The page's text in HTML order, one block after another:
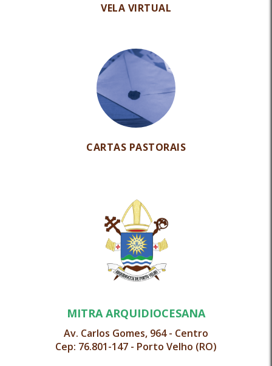
VELA VIRTUAL
CARTAS PASTORAIS
MITRA ARQUIDIOCESANA
Av. Carlos Gomes, 964 - Centro
Cep: 76.801-147 - Porto Velho (RO)